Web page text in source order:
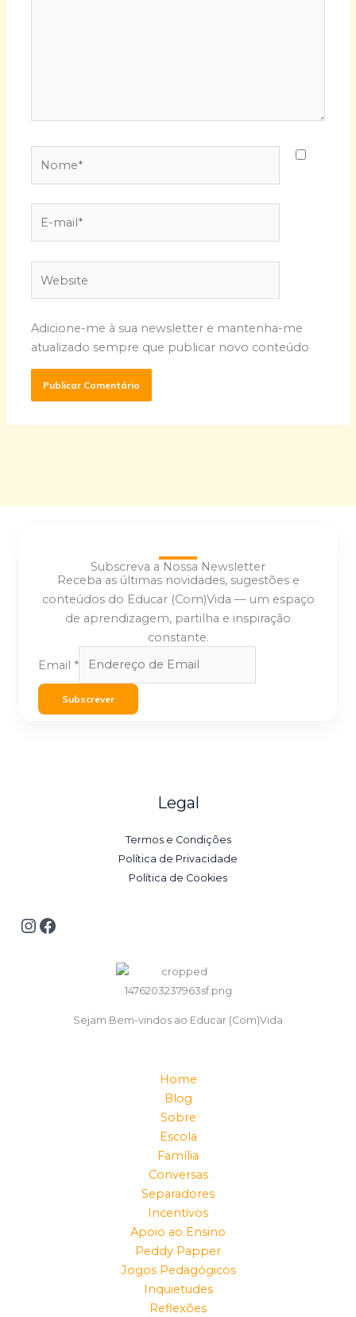
mail*
Adicione-me à sua newsletter e mantenha-me
atualizado sempre que publicar novo conteúdo
Subscreva a Nossa Newsletter
Receba as últimas novidades, sugestões e
conteúdos do Educar (Com)Vida — um espaço
de aprendizagem, partilha e inspiração
constante.
Email *
Subscrever
Legal
Termos e Condições
Política de Privacidade
Política de Cookies
Sejam Bem-vindos ao Educar (Com)Vida
Home
Blog
Sobre
Escola
Família
Conversas
Separadores
Incentivos
Apoio ao Ensino
Peddy Papper
Jogos Pedagógicos
Inquietudes
Reflexões